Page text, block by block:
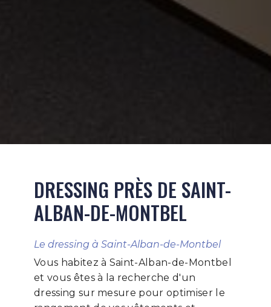
DRESSING PRÈS DE SAINT-
ALBAN-DE-MONTBEL
Le dressing à Saint-Alban-de-Montbel
Vous habitez à Saint-Alban-de-Montbel
et vous êtes à la recherche d'un
dressing sur mesure pour optimiser le